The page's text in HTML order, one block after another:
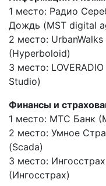
1 место: Радио
Дождь (MST digital
2 место: UrbanWalks
(Hyperboloid)
3 место:
Studio)
Финансы и
1 место: МТС Банк
2 место: Умное
(Scada)
3 место: Ингосстрах
(Ингосстрах)